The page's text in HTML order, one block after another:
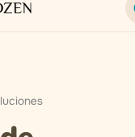
en pedidos superiores